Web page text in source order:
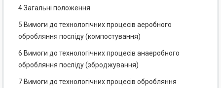
4 Загальні положення
5 Вимоги до технологічних процесів аеробного
обробляння посліду (компостування)
6 Вимоги до технологічних процесів анаеробного
обробляння посліду (зброджування)
7 Вимоги до технологічних процесів обробляння